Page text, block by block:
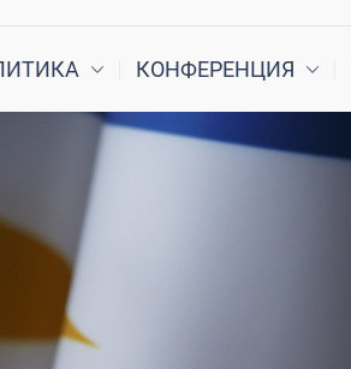
КОНФЕРЕНЦИЯ